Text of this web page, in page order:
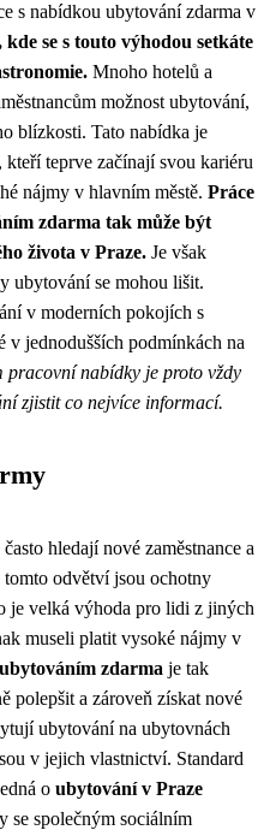
s nabídkou ubytování zdarma v
se s touto výhodou setkáte
Mnoho hotelů a
možnost ubytování,
blízkosti. Tato nabídka je
teprve začínají svou kariéru
nájmy v hlavním městě. Práce
zdarma tak může být
života v Praze. Je však
ubytování se mohou lišit.
v moderních pokojích s
v jednodušších podmínkách na
pracovní nabídky je proto vždy
zjistit co nejvíce informací.
hledají nové zaměstnance a
odvětví jsou ochotny
je velká výhoda pro lidi z jiných
museli platit vysoké nájmy v
zdarma je tak
polepšit a zároveň získat nové
ubytování na ubytovnách
v jejich vlastnictví. Standard
o ubytování v Praze
se společným sociálním